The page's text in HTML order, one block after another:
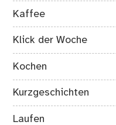
Kaffee
Klick der Woche
Kochen
Kurzgeschichten
Laufen